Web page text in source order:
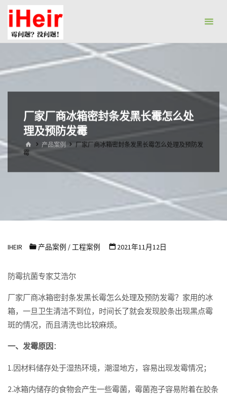
抗
水
剂|
干
剂-
艾
尔
霉
抗
菌
科
限
公
厂家厂商冰箱密封条发黑长霉怎么处
理及预防发霉
首
页
产品案例
厂家厂商冰箱密封条发黑长霉怎么处理及预防发
霉
IHEIR 产品案例 / 工程案例 2021年11月12日
防霉抗菌专家艾浩尔
厂家厂商冰箱密封条发黑长霉怎么处理及预防发霉？家用的冰
箱，一旦卫生清洁不到位，时间长了就会发现胶条出现黑点霉
斑的情况，而且清洗也比较麻烦。
一、发霉原因 ：
1.因材料储存处于湿热环境，潮湿地方，容易出现发霉情况；
2.冰箱内储存的食物会产生一些霉菌，霉菌孢子容易附着在胶条